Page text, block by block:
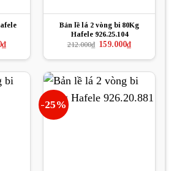
₫Giá
hiện
tại
247.500₫.
Bản lề lá 2 vòng bi 80Kg
Hafele 926.25.104
212.000₫ Giá
là:
159.000₫Giá
hiện
tại
159.000₫.
-25%